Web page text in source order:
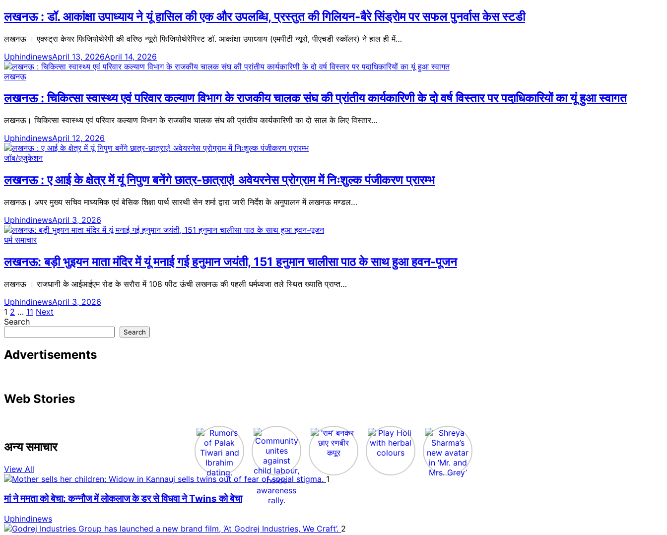
लखनऊ : डॉ. आकांक्षा उपाध्याय ने यूं हासिल की एक और उपलब्धि, प्रस्तुत की गिलियन-बैरे सिंड्रोम पर सफल पुनर्वास केस स्टडी
लखनऊ । एक्स्ट्रा केयर फिजियोथेरेपी की वरिष्ठ न्यूरो फिजियोथेरेपिस्ट डॉ. आकांक्षा उपाध्याय (एमपीटी न्यूरो, पीएचडी स्कॉलर) ने हाल ही में…
UphindinewsApril 13, 2026April 14, 2026
लखनऊ
लखनऊ : चिकित्सा स्वास्थ्य एवं परिवार कल्याण विभाग के राजकीय चालक संघ की प्रांतीय कार्यकारिणी के दो वर्ष विस्तार पर पदाधिकारियों का यूं हुआ स्वागत
लखनऊ। चिकित्सा स्वास्थ्य एवं परिवार कल्याण विभाग के राजकीय चालक संघ की प्रांतीय कार्यकारिणी का दो साल के लिए विस्तार…
UphindinewsApril 12, 2026
जॉब/एजुकेशन
लखनऊ : ए आई के क्षेत्र में यूं निपुण बनेंगे छात्र-छात्राएं! अवेयरनेस प्रोग्राम में निःशुल्क पंजीकरण प्रारम्भ
लखनऊ। अपर मुख्य सचिव माध्यमिक एवं बेसिक शिक्षा पार्थ सारथी सेन शर्मा द्वारा जारी निर्देश के अनुपालन में लखनऊ मण्डल…
UphindinewsApril 3, 2026
धर्म समाचार
लखनऊ: बड़ी भुइयन माता मंदिर में यूं मनाई गई हनुमान जयंती, 151 हनुमान चालीसा पाठ के साथ हुआ हवन-पूजन
लखनऊ । राजधानी के आईआईएम रोड के सरौरा में 108 फीट ऊंची लखनऊ की पहली धर्मध्वजा तले स्थित ख्याति प्राप्त…
UphindinewsApril 3, 2026
Posts
pagination
1 2 … 11 Next
Search
Search
Advertisements
Web Stories
अन्य समाचार
View All
1
मां ने ममता को बेचा: कन्नौज में लोकलाज के डर से विधवा ने Twins को बेचा
Uphindinews
2